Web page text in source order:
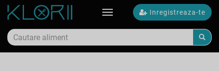
Inregistreaza-te
Toggle